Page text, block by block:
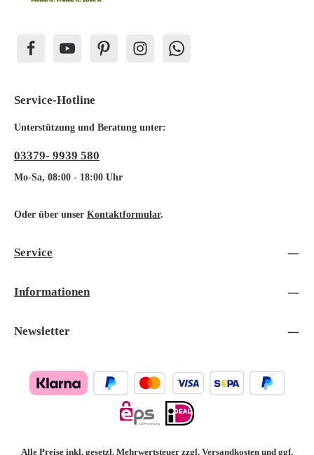
Service-Hotline
Unterstützung und Beratung unter:
03379- 9939 580
Mo-Sa, 08:00 - 18:00 Uhr
Oder über unser Kontaktformular.
Service
Informationen
Newsletter
Alle Preise inkl. gesetzl. Mehrwertsteuer zzgl. Versandkosten und ggf.